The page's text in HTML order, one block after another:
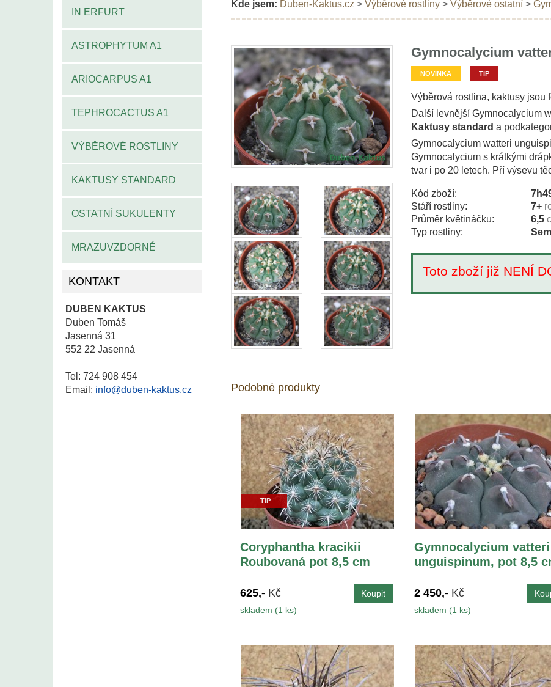
IN ERFURT
ASTROPHYTUM A1
ARIOCARPUS A1
TEPHROCACTUS A1
VÝBĚROVÉ ROSTLINY
KAKTUSY STANDARD
OSTATNÍ SUKULENTY
MRAZUVZDORNÉ
KONTAKT
DUBEN KAKTUS
Duben Tomáš
Jasenná 31
552 22 Jasenná
Tel: 724 908 454
Email: info@duben-kaktus.cz
Kde jsem: Duben-Kaktus.cz > Výběrové rostliny> Výběrové ostatní>
Gymnocalycium
NOVINKA TIP
Výběrová rostlina, kaktusy jsou
Další levnější Gymnocalycium
Kaktusy standard a
Gymnocalycium watteri
Gymnocalycium s krátkými
tvar i po 20 letech. Pří výsevu
Kód zboží:
Stáří rostliny:
7+
Průměr květináčku:
6,5
Typ rostliny:
Toto zboží již NENÍ
Podobné produkty
TIP
Coryphantha kracikii
Roubovaná pot 8,5 cm
625,- Kč
skladem (1 ks)
Gymnocalycium vatteri
unguispinum, pot 8,5
2 450,- Kč
skladem (1 ks)